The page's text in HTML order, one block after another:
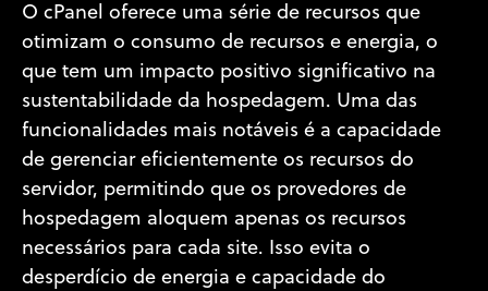
O cPanel oferece uma série de recursos que
otimizam o consumo de recursos e energia, o
que tem um impacto positivo significativo na
sustentabilidade da hospedagem. Uma das
funcionalidades mais notáveis é a capacidade
de gerenciar eficientemente os recursos do
servidor, permitindo que os provedores de
hospedagem aloquem apenas os recursos
necessários para cada site. Isso evita o
desperdício de energia e capacidade do